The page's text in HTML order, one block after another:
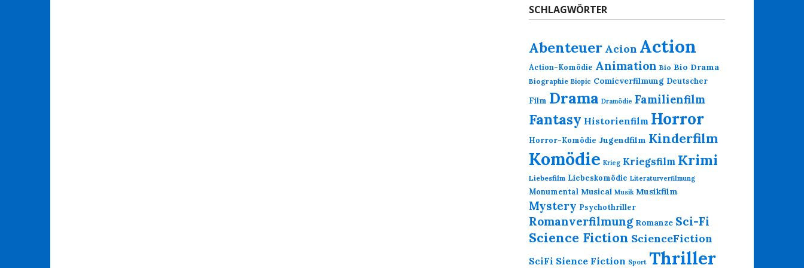
SCHLAGWÖRTER
Abenteuer Acion Action
Action-Komödie Animation Bio Bio Drama
Biographie Biopic Comicverfilmung Deutscher
Film Drama Dramödie Familienfilm
Fantasy Historienfilm Horror
Horror-Komödie Jugendfilm Kinderfilm
Komödie Krieg Kriegsfilm Krimi
Liebesfilm Liebeskomödie Literaturverfilmung
Monumental Musical Musik Musikfilm
Mystery Psychothriller
Romanverfilmung Romanze Sci-Fi
Science Fiction ScienceFiction
SciFi Sience Fiction Sport Thriller